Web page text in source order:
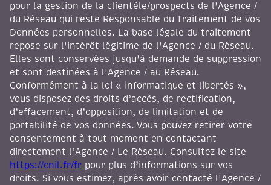
pour la gestion de la clientèle/prospects de l'Agence /
du Réseau qui reste Responsable du Traitement de vos
Données personnelles. La base légale du traitement
repose sur l'intérêt légitime de l'Agence / du Réseau.
Elles sont conservées jusqu'à demande de suppression
et sont destinées à l'Agence / au Réseau.
Conformément à la loi « informatique et libertés »,
vous disposez des droits d’accès, de rectification,
d’effacement, d’opposition, de limitation et de
portabilité de vos données. Vous pouvez retirer votre
consentement à tout moment en contactant
directement l’Agence / Le Réseau. Consultez le site
https://cnil.fr/fr pour plus d’informations sur vos
droits. Si vous estimez, après avoir contacté l'Agence /